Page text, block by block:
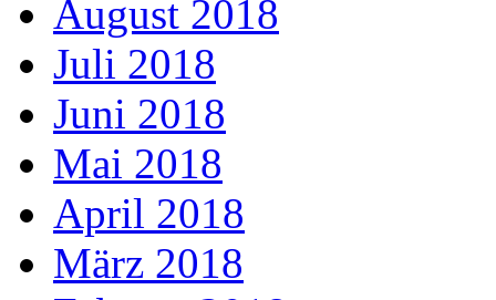
August 2018
Juli 2018
Juni 2018
Mai 2018
April 2018
März 2018